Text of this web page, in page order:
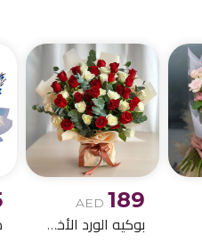
AED 189
بوكيه الورد الأخمر والابيض